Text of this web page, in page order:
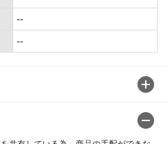
--
--